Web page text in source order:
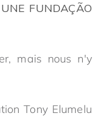
FUNDAÇÃO
mais nous n'y
Tony Elumelu